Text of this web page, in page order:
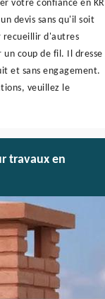
votre confiance en KR
devis sans qu'il soit
recueillir d'autres
coup de fil. Il dresse
et sans engagement.
veuillez le
travaux en